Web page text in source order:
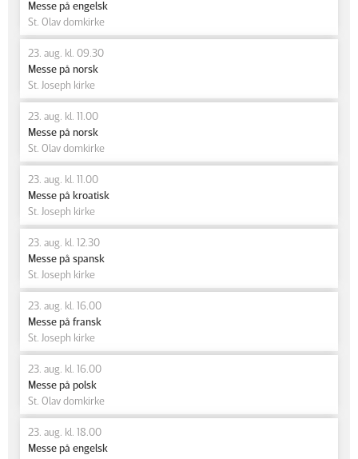
Messe på engelsk
St. Olav domkirke
23. aug. kl. 09.30
Messe på norsk
St. Joseph kirke
23. aug. kl. 11.00
Messe på norsk
St. Olav domkirke
23. aug. kl. 11.00
Messe på kroatisk
St. Joseph kirke
23. aug. kl. 12.30
Messe på spansk
St. Joseph kirke
23. aug. kl. 16.00
Messe på fransk
St. Joseph kirke
23. aug. kl. 16.00
Messe på polsk
St. Olav domkirke
23. aug. kl. 18.00
Messe på engelsk